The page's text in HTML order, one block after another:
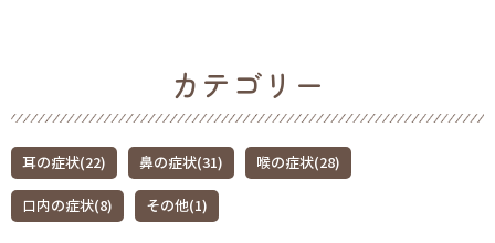
カテゴリー
耳の症状(22) 鼻の症状(31) 喉の症状(28)
口内の症状(8) その他(1)